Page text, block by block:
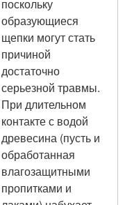
поскольку
образующиеся
щепки могут стать
причиной
достаточно
серьезной травмы.
При длительном
контакте с водой
древесина (пусть и
обработанная
влагозащитными
пропитками и